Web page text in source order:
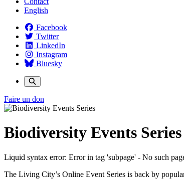
English
Facebook
Twitter
LinkedIn
Instagram
Bluesky
Faire un don
Biodiversity Events Series
Liquid syntax error: Error in tag 'subpage' - No such
The Living City’s Online Event Series is back by